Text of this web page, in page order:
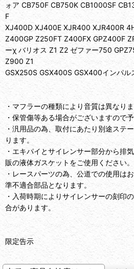
ォア CB750F CB750K CB1000SF
F
XJ400D XJ400E XJR400 XJR400R
Z400GP Z250FT Z400FX GPZ400F
ーχ バリオス Z1 Z2 ゼファー750
Z900 Z1
GSX250S GSX400S GSX400インパル
・マフラーの種類により音質は異なり
・保管傷等ある場合がございますので
・汎用品の為、取付にあたり別途ステ
ります。
・エキパイとサイレンサー部分から排
販の液体ガスケットをご使用ください。
・レースパーツの為、公道での使用は
準不適合部品となります。
・入荷時期によりサイレンサーの刻印
合があります。
限定告示